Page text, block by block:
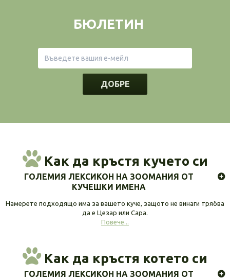
БЮЛЕТИН
ДОБРЕ
Как да кръстя кучето си
ГОЛЕМИЯ ЛЕКСИКОН НА ЗООМАНИЯ ОТ
КУЧЕШКИ ИМЕНА
Намерете подходящо има за вашето куче, защото не винаги трябва
да е Цезар или Сара.
Повече...
Как да кръстя котето си
ГОЛЕМИЯ ЛЕКСИКОН НА ЗООМАНИЯ ОТ